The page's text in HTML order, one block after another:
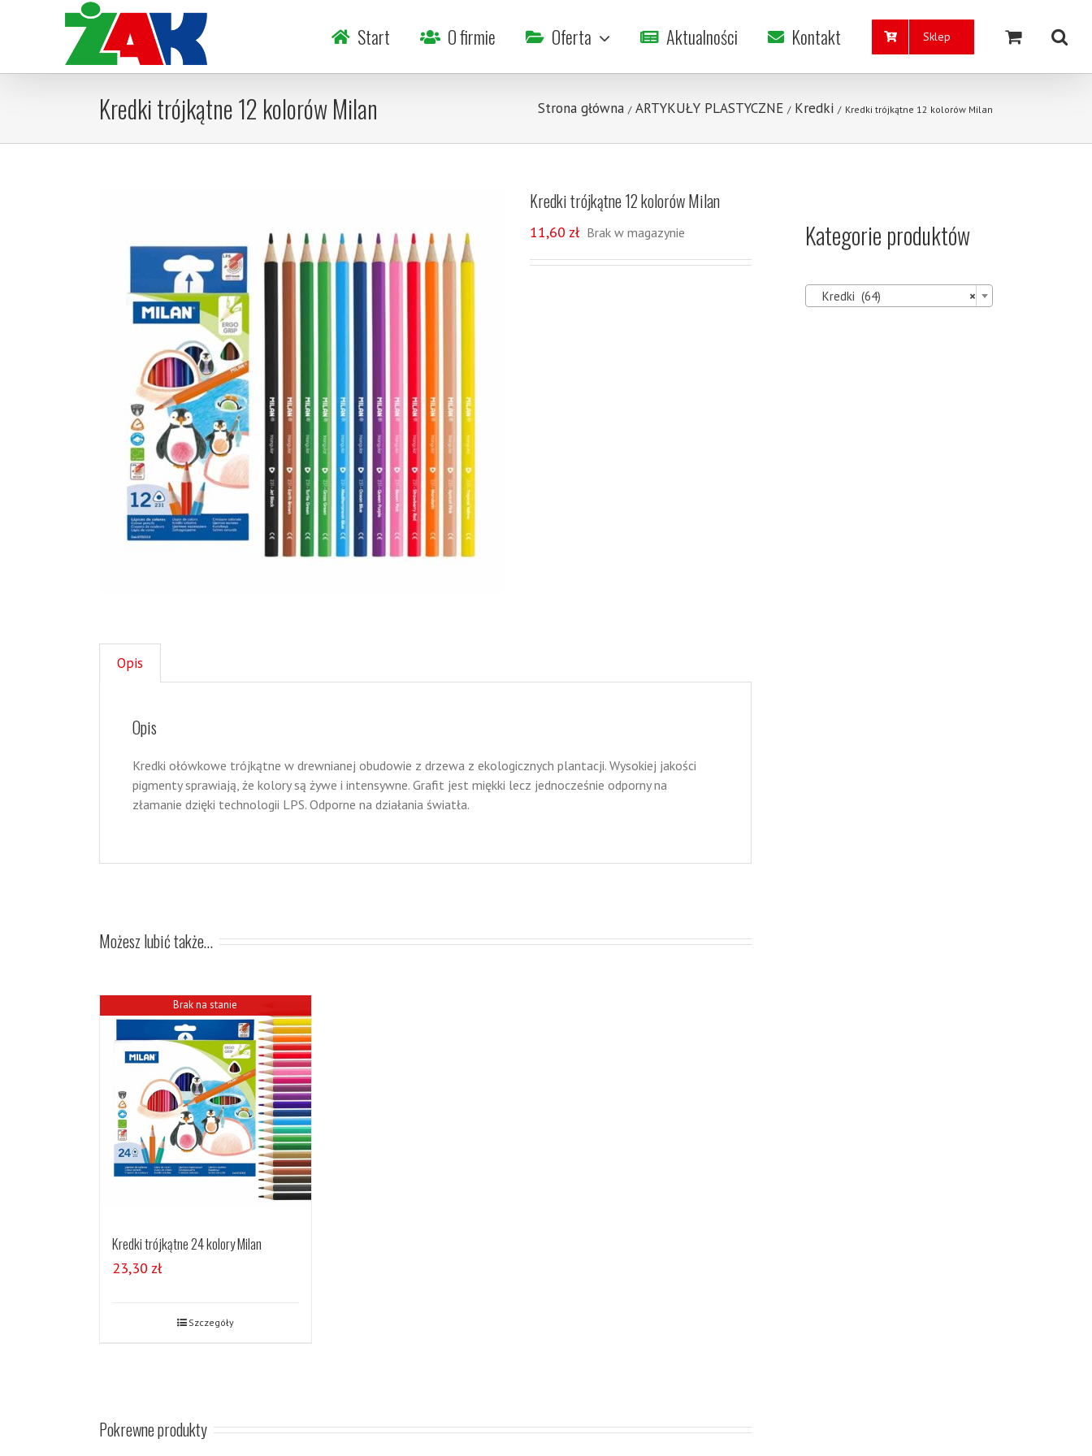
Start O firmie Oferta Aktualności Kontakt Sklep
Kredki trójkątne 12 kolorów Milan Strona główna / ARTYKUŁY PLASTYCZNE / Kredki / Kredki trójkątne 12 kolorów Milan
Kredki trójkątne 12 kolorów Milan
11,60 zł Brak w magazynie
Opis
Opis
Kredki ołówkowe trójkątne w drewnianej obudowie z drzewa z ekologicznych plantacji. Wysokiej jakości
pigmenty sprawiają, że kolory są żywe i intensywne. Grafit jest miękki lecz jednocześnie odporny na
złamanie dzięki technologii LPS. Odporne na działania światła.
Możesz lubić także…
Brak na stanie
Kredki trójkątne 24 kolory Milan
23,30 zł
Szczegóły
Pokrewne produkty
Kategorie produktów
×
Kredki (64)